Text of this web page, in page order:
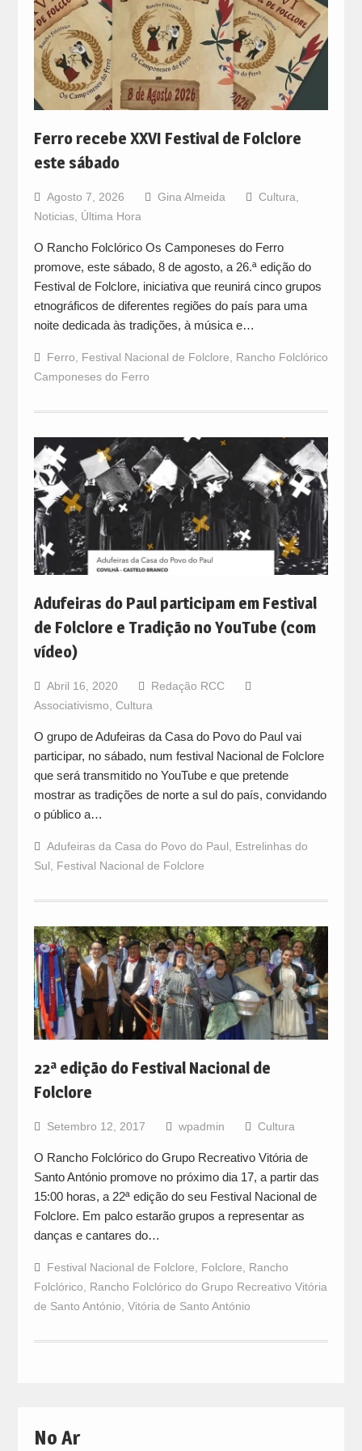
Ferro recebe XXVI Festival de Folclore
este sábado
Agosto 7, 2026 Gina Almeida Cultura
Noticias, Última Hora
O Rancho Folclórico Os Camponeses do Ferro
promove, este sábado, 8 de agosto, a 26.ª edição do
Festival de Folclore, iniciativa que reunirá cinco grupos
etnográficos de diferentes regiões do país para uma
noite dedicada às tradições, à música e…
Ferro Festival Nacional de Folclore
Rancho Folclórico
Camponeses do Ferro
Adufeiras do Paul participam em Festival
de Folclore e Tradição no YouTube (com
vídeo)
Abril 16, 2020
Redação RCC
Associativismo Cultura
O grupo de Adufeiras da Casa do Povo do Paul vai
participar, no sábado, num festival Nacional de Folclore
que será transmitido no YouTube e que pretende
mostrar as tradições de norte a sul do país, convidando
o público a…
Adufeiras da Casa do Povo do Paul
Estrelinhas do
Sul
Festival Nacional de Folclore
22ª edição do Festival Nacional de
Folclore
Setembro 12, 2017 wpadmin Cultura
O Rancho Folclórico do Grupo Recreativo Vitória de
Santo António promove no próximo dia 17, a partir das
15:00 horas, a 22ª edição do seu Festival Nacional de
Folclore. Em palco estarão grupos a representar as
danças e cantares do…
Festival Nacional de Folclore Folclore
Rancho
Folclórico
Rancho Folclórico do Grupo Recreativo Vitória
de Santo António Vitória de Santo António
No Ar